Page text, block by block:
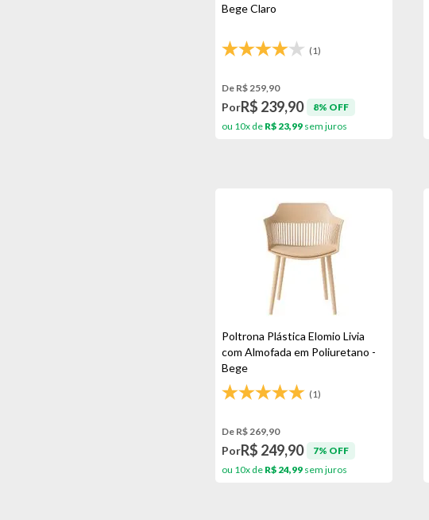
Bege Claro
(1)
De R$ 259,90
PorR$ 239,90
8% OFF
ou 10x de R$ 23,99 sem juros
Poltrona Plástica Elomio Livia
com Almofada em Poliuretano -
Bege
(1)
De R$ 269,90
PorR$ 249,90
7% OFF
ou 10x de R$ 24,99 sem juros